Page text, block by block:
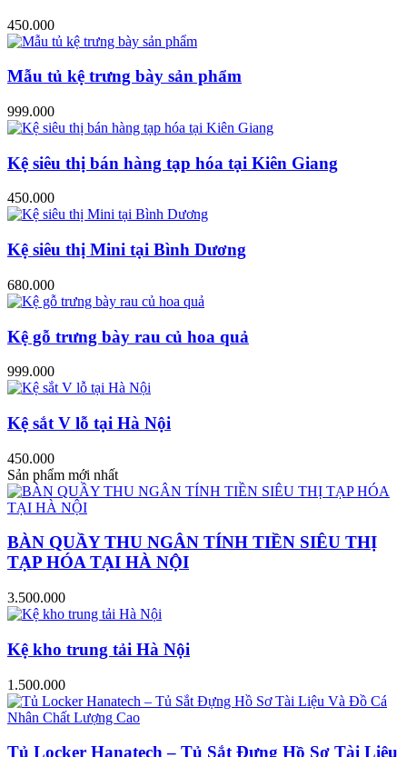
450.000
Mẫu tủ kệ trưng bày sản phẩm
999.000
Kệ siêu thị bán hàng tạp hóa tại Kiên Giang
450.000
Kệ siêu thị Mini tại Bình Dương
680.000
Kệ gỗ trưng bày rau củ hoa quả
999.000
Kệ sắt V lỗ tại Hà Nội
450.000
Sản phẩm mới nhất
BÀN QUẦY THU NGÂN TÍNH TIỀN SIÊU THỊ
TẠP HÓA TẠI HÀ NỘI
3.500.000
Kệ kho trung tải Hà Nội
1.500.000
Tủ Locker Hanatech – Tủ Sắt Đựng Hồ Sơ Tài Liệu